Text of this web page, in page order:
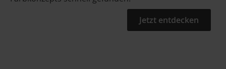
Jetzt entdecken